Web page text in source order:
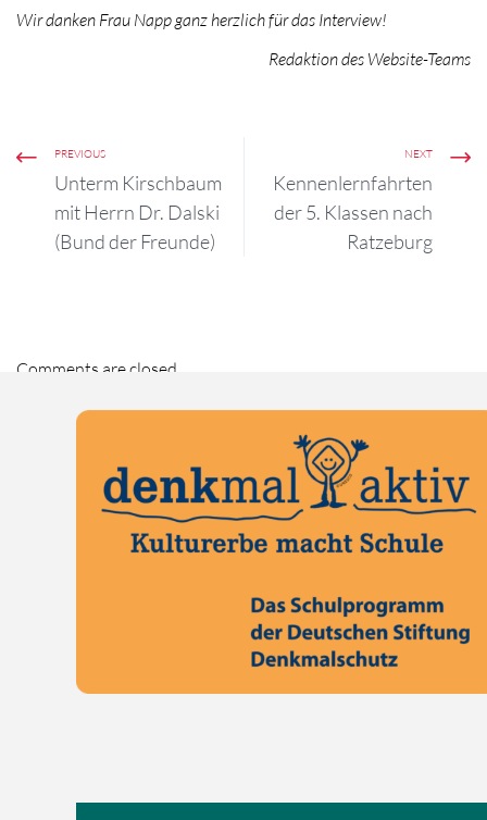
Wir danken Frau Napp ganz herzlich für das Interview!
Redaktion des Website-Teams
PREVIOUS
Unterm Kirschbaum
mit Herrn Dr. Dalski
(Bund der Freunde)
NEXT
Kennenlernfahrten
der 5. Klassen nach
Ratzeburg
Comments are closed.